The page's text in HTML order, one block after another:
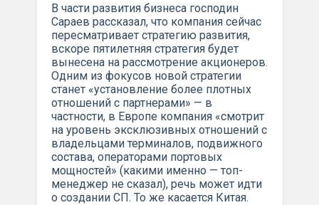
В части развития бизнеса господин
Сараев рассказал, что компания сейчас
пересматривает стратегию развития,
вскоре пятилетняя стратегия будет
вынесена на рассмотрение акционеров.
Одним из фокусов новой стратегии
станет «установление более плотных
отношений с партнерами» — в
частности, в Европе компания «смотрит
на уровень эксклюзивных отношений с
владельцами терминалов, подвижного
состава, операторами портовых
мощностей» (какими именно — топ-
менеджер не сказал), речь может идти
о создании СП. То же касается Китая.